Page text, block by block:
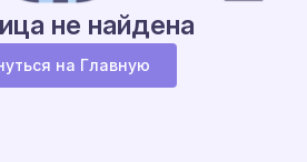
не найдена
на Главную